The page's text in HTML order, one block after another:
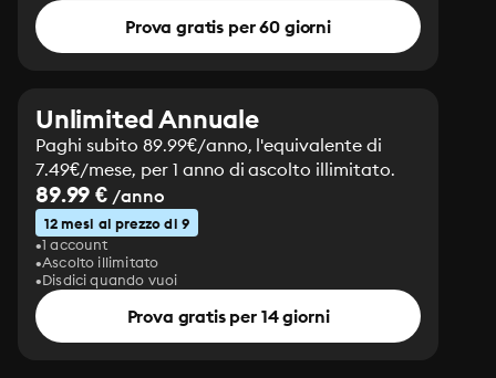
Prova gratis per 60 giorni
Unlimited Annuale
Paghi subito 89.99€/anno, l'equivalente di
7.49€/mese, per 1 anno di ascolto illimitato.
89.99 € /anno
12 mesi al prezzo di 9
1 account
Ascolto illimitato
Disdici quando vuoi
Prova gratis per 14 giorni